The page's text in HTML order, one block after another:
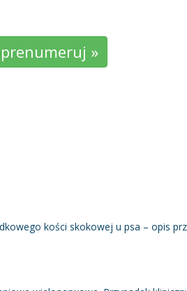
»
kości skokowej u psa – opis